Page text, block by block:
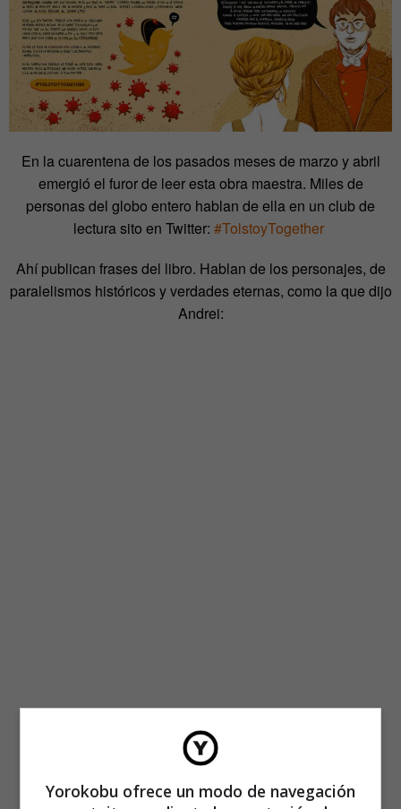
En la cuarentena de los pasados meses de marzo y abril
emergió el furor de leer esta obra maestra. Miles de
personas del globo entero hablan de ella en un club de
lectura sito en Twitter: #TolstoyTogether
Ahí publican frases del libro. Hablan de los personajes, de
paralelismos históricos y verdades eternas, como la que dijo
Andrei:
Yorokobu ofrece un modo de navegación